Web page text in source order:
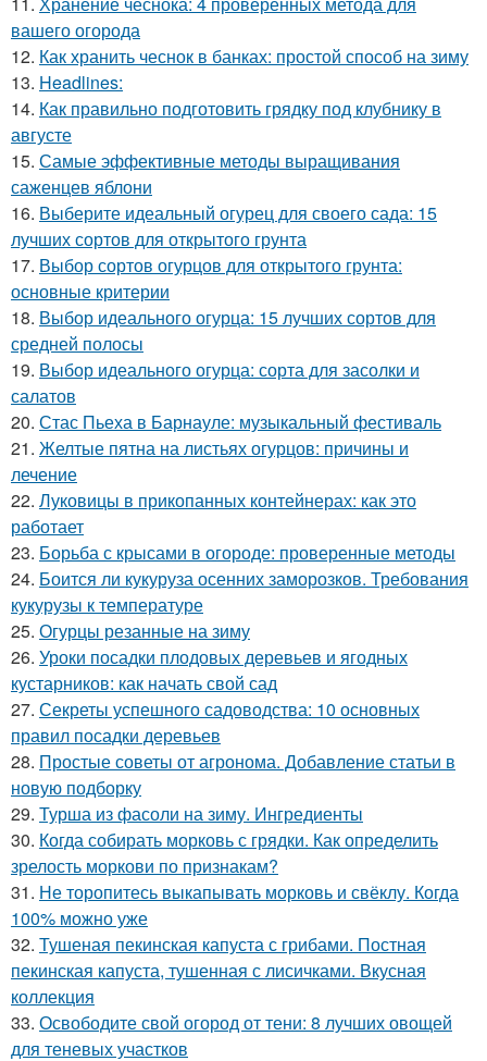
вашего огорода
12. Как хранить чеснок в банках: простой способ на зиму
13. Headlines:
14. Как правильно подготовить грядку под клубнику в
августе
15. Самые эффективные методы выращивания
саженцев яблони
16. Выберите идеальный огурец для своего сада: 15
лучших сортов для открытого грунта
17. Выбор сортов огурцов для открытого грунта:
основные критерии
18. Выбор идеального огурца: 15 лучших сортов для
средней полосы
19. Выбор идеального огурца: сорта для засолки и
салатов
20. Стас Пьеха в Барнауле: музыкальный фестиваль
21. Желтые пятна на листьях огурцов: причины и
лечение
22. Луковицы в прикопанных контейнерах: как это
работает
23. Борьба с крысами в огороде: проверенные методы
24. Боится ли кукуруза осенних заморозков. Требования
кукурузы к температуре
25. Огурцы резанные на зиму
26. Уроки посадки плодовых деревьев и ягодных
кустарников: как начать свой сад
27. Секреты успешного садоводства: 10 основных
правил посадки деревьев
28. Простые советы от агронома. Добавление статьи в
новую подборку
29. Турша из фасоли на зиму. Ингредиенты
30. Когда собирать морковь с грядки. Как определить
зрелость моркови по признакам?
31. Не торопитесь выкапывать морковь и свёклу. Когда
100% можно уже
32. Тушеная пекинская капуста с грибами. Постная
пекинская капуста, тушенная с лисичками. Вкусная
коллекция
33. Освободите свой огород от тени: 8 лучших овощей
для теневых участков